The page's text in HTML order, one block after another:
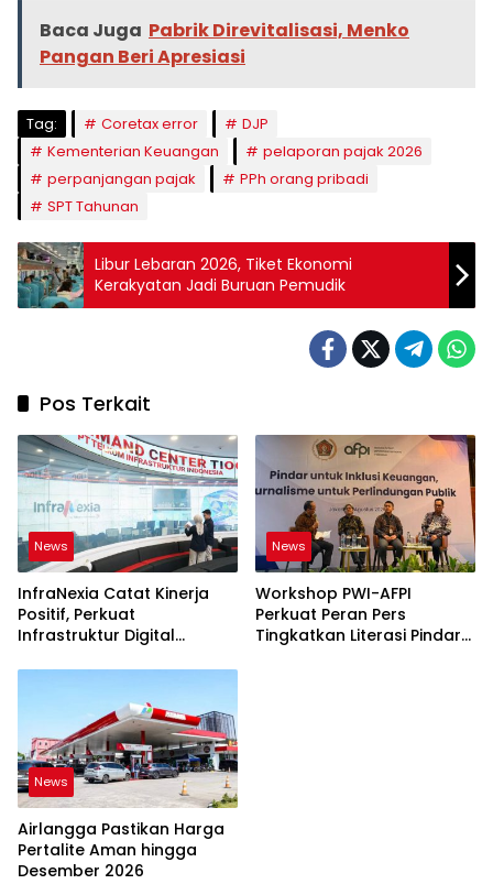
Baca Juga Pabrik Direvitalisasi, Menko
Pangan Beri Apresiasi
Tag: Coretax error
DJP
Kementerian Keuangan
pelaporan pajak 2026
perpanjangan pajak
PPh orang pribadi
SPT Tahunan
Libur Lebaran 2026, Tiket Ekonomi
Kerakyatan Jadi Buruan Pemudik
Pos Terkait
News
InfraNexia Catat Kinerja
Positif, Perkuat
Infrastruktur Digital
News
Workshop PWI-AFPI
Perkuat Peran Pers
Tingkatkan Literasi Pindar
News
Airlangga Pastikan Harga
Pertalite Aman hingga
Desember 2026